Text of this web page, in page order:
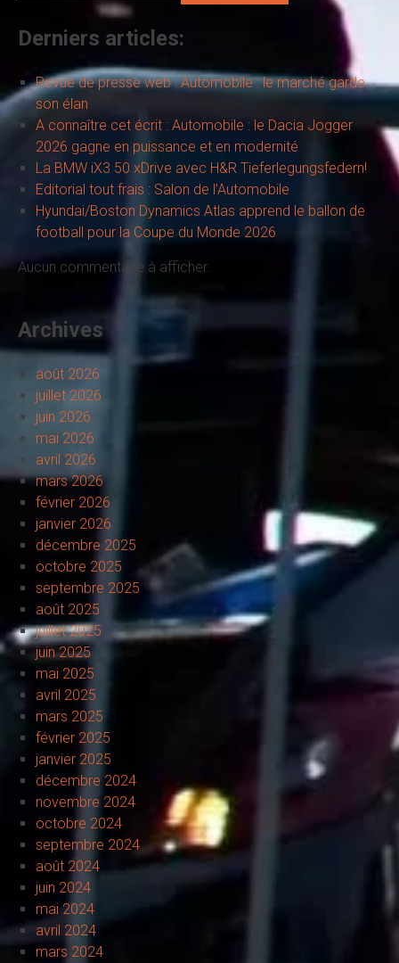
Derniers articles:
Revue de presse web : Automobile : le marché garde
son élan
A connaître cet écrit : Automobile : le Dacia Jogger
2026 gagne en puissance et en modernité
La BMW iX3 50 xDrive avec H&R Tieferlegungsfedern!
Editorial tout frais : Salon de l’Automobile
Hyundai/Boston Dynamics Atlas apprend le ballon de
football pour la Coupe du Monde 2026
Aucun commentaire à afficher.
Archives
août 2026
juillet 2026
juin 2026
mai 2026
avril 2026
mars 2026
février 2026
janvier 2026
décembre 2025
octobre 2025
septembre 2025
août 2025
juillet 2025
juin 2025
mai 2025
avril 2025
mars 2025
février 2025
janvier 2025
décembre 2024
novembre 2024
octobre 2024
septembre 2024
août 2024
juin 2024
mai 2024
avril 2024
mars 2024